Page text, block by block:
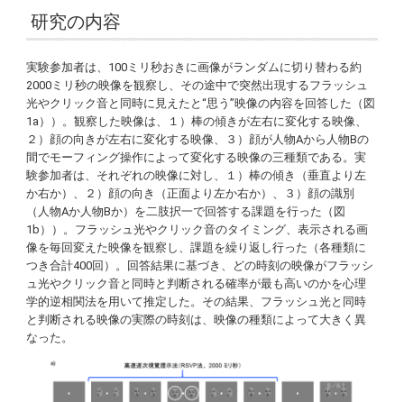
研究の内容
実験参加者は、100ミリ秒おきに画像がランダムに切り替わる約
2000ミリ秒の映像を観察し、その途中で突然出現するフラッシュ
光やクリック音と同時に見えたと“思う”映像の内容を回答した（図
1a））。観察した映像は、１）棒の傾きが左右に変化する映像、
２）顔の向きが左右に変化する映像、３）顔が人物Aから人物Bの
間でモーフィング操作によって変化する映像の三種類である。実
験参加者は、それぞれの映像に対し、１）棒の傾き（垂直より左
か右か）、２）顔の向き（正面より左か右か）、３）顔の識別
（人物Aか人物Bか）を二肢択一で回答する課題を行った（図
1b））。フラッシュ光やクリック音のタイミング、表示される画
像を毎回変えた映像を観察し、課題を繰り返し行った（各種類に
つき合計400回）。回答結果に基づき、どの時刻の映像がフラッシ
ュ光やクリック音と同時と判断される確率が最も高いのかを心理
学的逆相関法を用いて推定した。その結果、フラッシュ光と同時
と判断される映像の実際の時刻は、映像の種類によって大きく異
なった。